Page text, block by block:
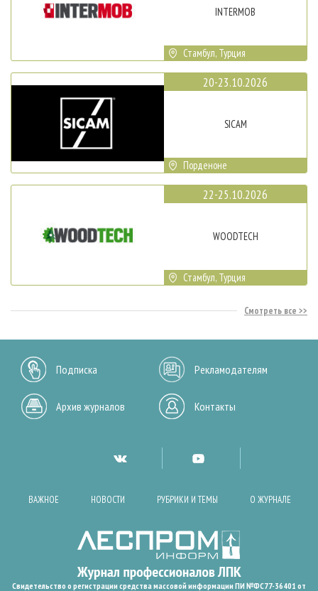
INTERMOB
Стамбул, Турция
20-23.10.2026
SICAM
Порденоне
22-25.10.2026
WOODTECH
Стамбул, Турция
Смотреть все
Подписка Рекламодателям
Архив журналов Контакты
ВАЖНОЕ НОВОСТИ РУБРИКИ И ТЕМЫ О ЖУРНАЛЕ
Свидетельство о регистрации средства массовой информации ПИ №ФС77-36401 от